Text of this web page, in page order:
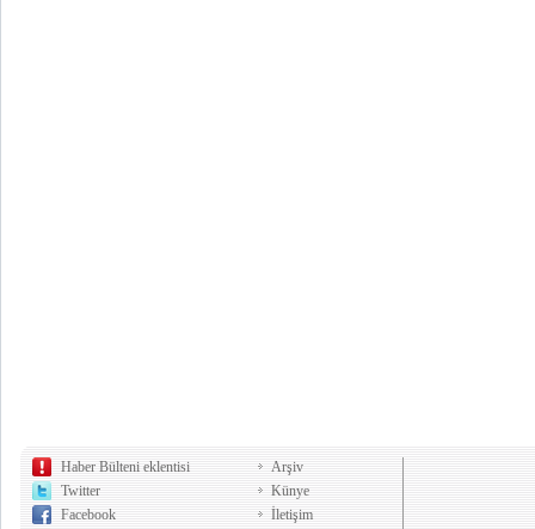
Haber Bülteni eklentisi
Twitter
Facebook
Arşiv
Künye
İletişim